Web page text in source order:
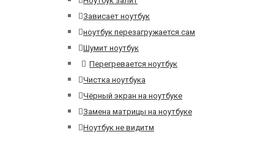
Зависает ноутбук
ноутбук перезагружается сам
Шумит ноутбук
Перегревается ноутбук
Чистка ноутбука
Чёрный экран на ноутбуке
Замена матрицы на ноутбуке
Ноутбук не видитм